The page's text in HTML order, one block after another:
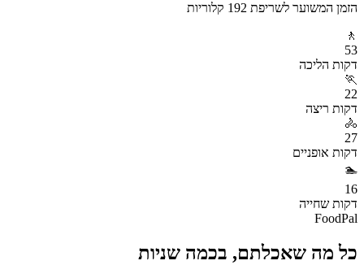
הזמן המשוער לשריפת 192 קלוריות
🚶
53
דקות הליכה
🏃
22
דקות ריצה
🚴
27
דקות אופניים
🏊
16
דקות שחייה
FoodPal
כל מה שאכלתם, בכמה שניות